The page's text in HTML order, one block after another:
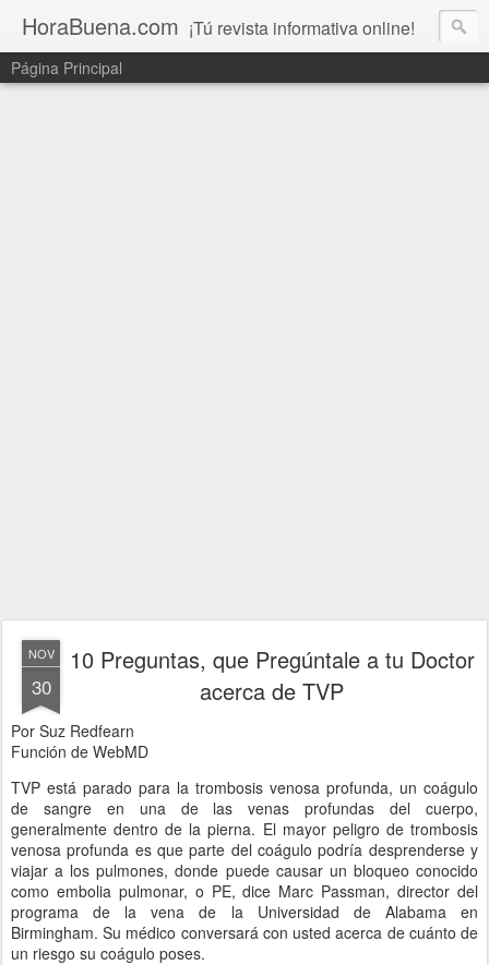
HoraBuena.com ¡Tú revista informativa online!
Página Principal
NOV
30
10 Preguntas, que Pregúntale a tu Doctor
acerca de TVP
Por Suz Redfearn
Función de WebMD
TVP está parado para la trombosis venosa profunda, un coágulo
de sangre en una de las venas profundas del cuerpo,
generalmente dentro de la pierna. El mayor peligro de trombosis
venosa profunda es que parte del coágulo podría desprenderse y
viajar a los pulmones, donde puede causar un bloqueo conocido
como embolia pulmonar, o PE, dice Marc Passman, director del
programa de la vena de la Universidad de Alabama en
Birmingham. Su médico conversará con usted acerca de cuánto de
un riesgo su coágulo poses.